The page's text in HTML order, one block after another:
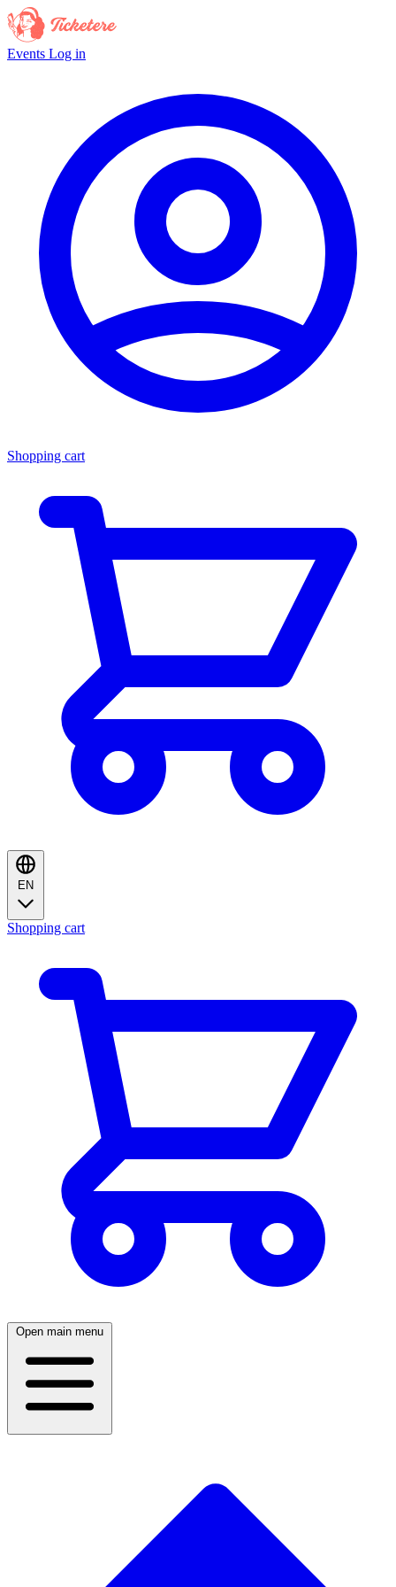
Events Log in
Shopping cart
EN
Shopping cart
Open main menu